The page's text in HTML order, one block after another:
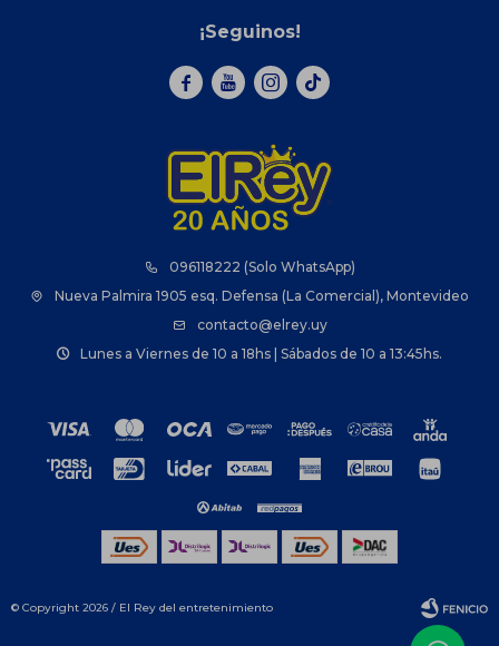
096118222 (Solo WhatsApp)
Nueva Palmira 1905 esq. Defensa (La Comercial), Montevideo
contacto@elrey.uy
Lunes a Viernes de 10 a 18hs | Sábados de 10 a 13:45hs.
¡Seguinos!
  
© Copyright 2026 / El Rey del entretenimiento